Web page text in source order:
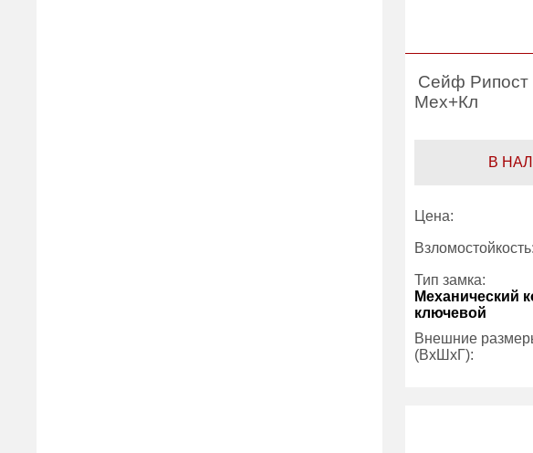
Сейф
Мех+Кл
В
Цена:
Взломостойкость:
Тип замка:
Механический
ключевой
Внешние
(ВхШхГ):